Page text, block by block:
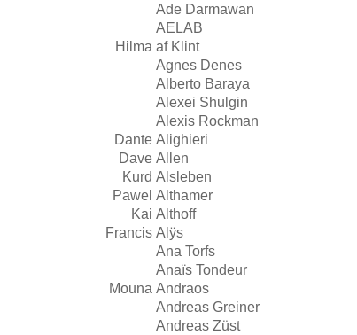
Ade Darmawan
AELAB
Hilma af Klint
Agnes Denes
Alberto Baraya
Alexei Shulgin
Alexis Rockman
Dante Alighieri
Dave Allen
Kurd Alsleben
Pawel Althamer
Kai Althoff
Francis Alÿs
Ana Torfs
Anaïs Tondeur
Mouna Andraos
Andreas Greiner
Andreas Züst